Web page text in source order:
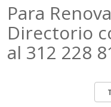
Para
Directorio
al 312 228